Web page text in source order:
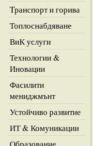
Tранспорт и горива
Топлоснабдяване
ВиК услуги
Технологии &
Иновации
Фасилити
мениджмънт
Устойчиво развитие
ИТ & Комуникации